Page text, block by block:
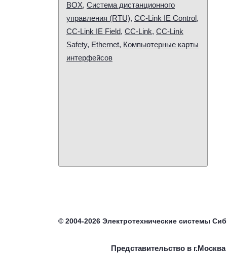
BOX, Система дистанционного
управления (RTU), CC-Link IE Control,
CC-Link IE Field, CC-Link, CC-Link
Safety, Ethernet, Компьютерные карты
интерфейсов
© 2004-2026 Электротехнические системы
Представительство в г.Москва